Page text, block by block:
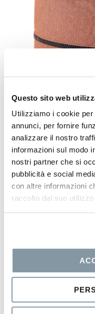
Questo sito web
Utilizziamo i cookie
annunci, per fornire
analizzare il nostro
informazioni sul modo
nostri partner che si
pubblicità e social
con altre informazioni
raccolto dal suo